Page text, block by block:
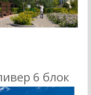
6 блок